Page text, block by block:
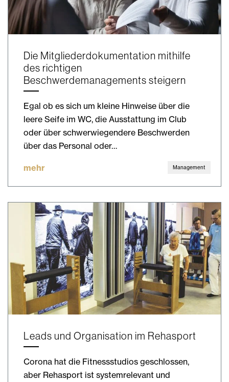
Die Mitgliederdokumentation mithilfe
des richtigen
Beschwerdemanagements steigern
Egal ob es sich um kleine Hinweise über die
leere Seife im WC, die Ausstattung im Club
oder über schwerwiegendere Beschwerden
über das Personal oder…
mehr Management
Leads und Organisation im Rehasport
Corona hat die Fitnessstudios geschlossen,
aber Rehasport ist systemrelevant und